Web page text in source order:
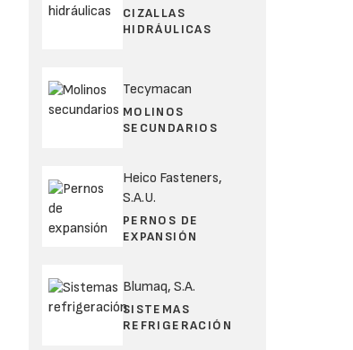
CIZALLAS
HIDRÁULICAS
Tecymacan
MOLINOS
SECUNDARIOS
Heico Fasteners,
S.A.U.
PERNOS DE
EXPANSIÓN
Blumaq, S.A.
SISTEMAS
REFRIGERACIÓN